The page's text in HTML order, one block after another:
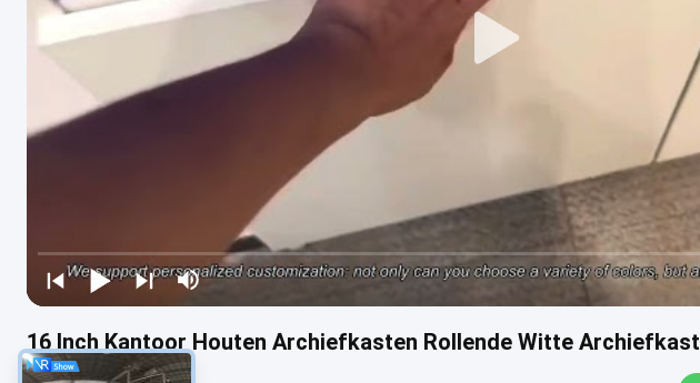
16 Inch Kantoor Houten Archiefkasten Rollende Witte Archiefkast